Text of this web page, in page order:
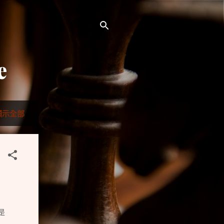
示全部